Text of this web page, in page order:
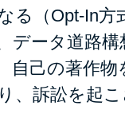
る（Opt-In方
ータ道路構
自己の著作
、訴訟を起